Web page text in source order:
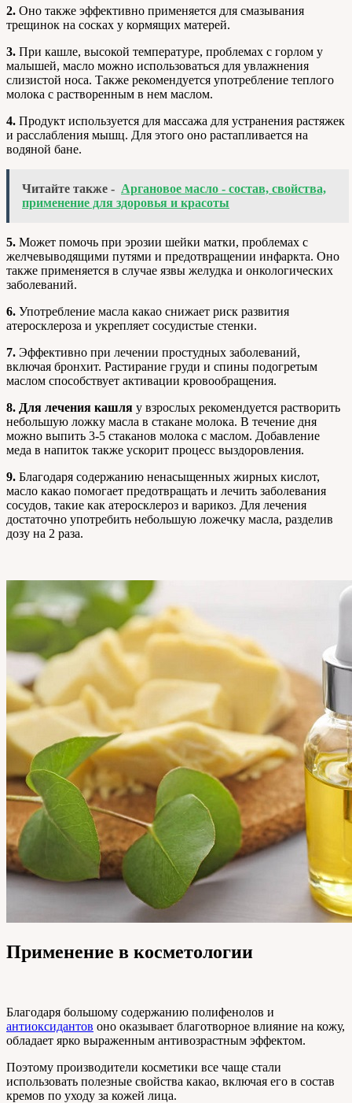
2. Оно также эффективно применяется для смазывания
трещинок на сосках у кормящих матерей.
3. При кашле, высокой температуре, проблемах с горлом у
малышей, масло можно использоваться для увлажнения
слизистой носа. Также рекомендуется употребление теплого
молока с растворенным в нем маслом.
4. Продукт используется для массажа для устранения растяжек
и расслабления мышц. Для этого оно растапливается на
водяной бане.
Читайте также - Аргановое масло - состав, свойства,
применение для здоровья и красоты
5. Может помочь при эрозии шейки матки, проблемах с
желчевыводящими путями и предотвращении инфаркта. Оно
также применяется в случае язвы желудка и онкологических
заболеваний.
6. Употребление масла какао снижает риск развития
атеросклероза и укрепляет сосудистые стенки.
7. Эффективно при лечении простудных заболеваний,
включая бронхит. Растирание груди и спины подогретым
маслом способствует активации кровообращения.
8. Для лечения кашля у взрослых рекомендуется растворить
небольшую ложку масла в стакане молока. В течение дня
можно выпить 3-5 стаканов молока с маслом. Добавление
меда в напиток также ускорит процесс выздоровления.
9. Благодаря содержанию ненасыщенных жирных кислот,
масло какао помогает предотвращать и лечить заболевания
сосудов, такие как атеросклероз и варикоз. Для лечения
достаточно употребить небольшую ложечку масла, разделив
дозу на 2 раза.
Применение в косметологии
Благодаря большому содержанию полифенолов и
антиоксидантов оно оказывает благотворное влияние на кожу,
обладает ярко выраженным антивозрастным эффектом.
Поэтому производители косметики все чаще стали
использовать полезные свойства какао, включая его в состав
кремов по уходу за кожей лица.